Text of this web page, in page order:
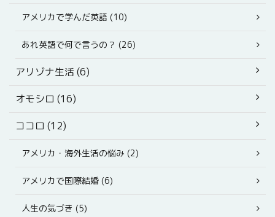
アメリカで学んだ英語 (10)
あれ英語で何で言うの？ (26)
アリゾナ生活 (6)
オモシロ (16)
ココロ (12)
アメリカ・海外生活の悩み (2)
アメリカで国際結婚 (6)
人生の気づき (5)